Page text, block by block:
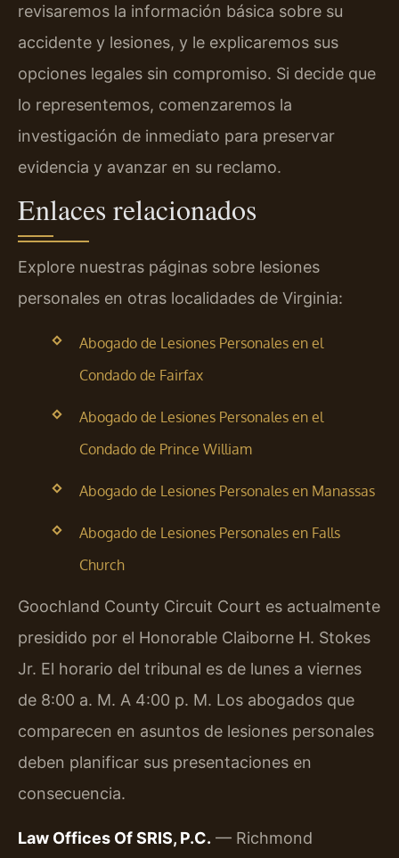
revisaremos la información básica sobre su
accidente y lesiones, y le explicaremos sus
opciones legales sin compromiso. Si decide que
lo representemos, comenzaremos la
investigación de inmediato para preservar
evidencia y avanzar en su reclamo.
Enlaces relacionados
Explore nuestras páginas sobre lesiones
personales en otras localidades de Virginia:
Abogado de Lesiones Personales en el
Condado de Fairfax
Abogado de Lesiones Personales en el
Condado de Prince William
Abogado de Lesiones Personales en Manassas
Abogado de Lesiones Personales en Falls
Church
Goochland County Circuit Court es actualmente
presidido por el Honorable Claiborne H. Stokes
Jr. El horario del tribunal es de lunes a viernes
de 8:00 a. M. A 4:00 p. M. Los abogados que
comparecen en asuntos de lesiones personales
deben planificar sus presentaciones en
consecuencia.
Law Offices Of SRIS, P.C. — Richmond